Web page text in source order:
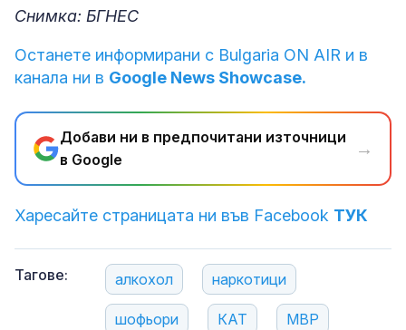
Снимка: БГНЕС
Останете информирани с Bulgaria ON AIR и в
канала ни в Google News Showcase.
Добави ни в предпочитани източници
в Google
→
Харесайте страницата ни във Facebook ТУК
Тагове: алкохол наркотици
шофьори КАТ МВР